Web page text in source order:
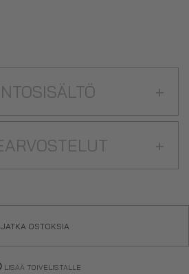
+
+
JATKA OSTOKSIA
LISÄÄ TOIVELISTALLE